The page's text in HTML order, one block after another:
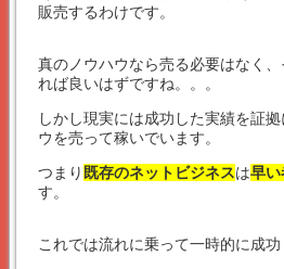
販売するわけです。
真のノウハウなら売る必要はなく
れば良いはずですね。。。
しかし現実には成功した実績を証
ウを売って稼いでいます。
つまり 既存のネットビジネスは早い
す。
これでは流れに乗って一時的に成功